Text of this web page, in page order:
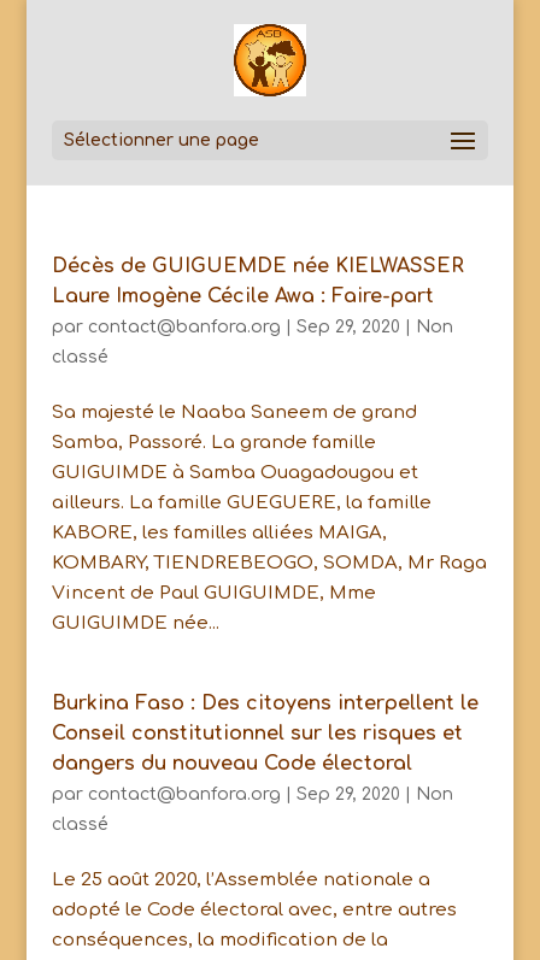
Sélectionner une page
Décès de GUIGUEMDE née KIELWASSER
Laure Imogène Cécile Awa : Faire-part
par contact@banfora.org Sep 29, 2020
Non
classé
Sa majesté le Naaba Saneem de grand
Samba, Passoré. La grande famille
GUIGUIMDE à Samba Ouagadougou et
ailleurs. La famille GUEGUERE, la famille
KABORE, les familles alliées MAIGA,
KOMBARY, TIENDREBEOGO, SOMDA, Mr Raga
Vincent de Paul GUIGUIMDE, Mme
GUIGUIMDE née...
Burkina Faso : Des citoyens interpellent le
Conseil constitutionnel sur les risques et
dangers du nouveau Code électoral
par contact@banfora.org Sep 29, 2020
Non
classé
Le 25 août 2020, l’Assemblée nationale a
adopté le Code électoral avec, entre autres
conséquences, la modification de la